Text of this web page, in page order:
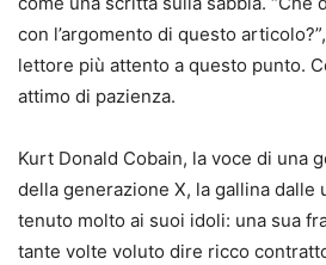
con l’argomento di questo
lettore più attento a questo punto.
attimo di pazienza.
Kurt Donald Cobain, la voce di una
della generazione X, la gallina dalle
tenuto molto ai suoi idoli: una sua
tante volte voluto dire ricco